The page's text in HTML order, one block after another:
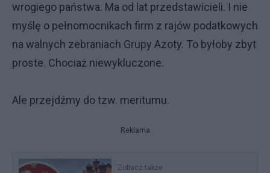
wrogiego państwa. Ma od lat przedstawicieli. I nie
myślę o pełnomocnikach firm z rajów podatkowych
na walnych zebraniach Grupy Azoty. To byłoby zbyt
proste. Chociaż niewykluczone.
Ale przejdźmy do tzw. meritumu.
Reklama
Zobacz także